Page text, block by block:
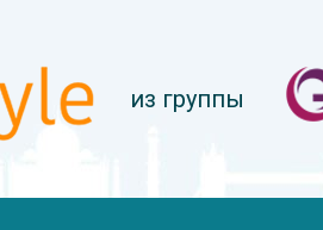
из группы